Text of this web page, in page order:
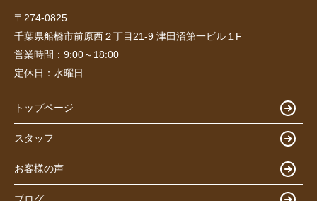
〒274-0825
千葉県船橋市前原西２丁目21-9 津田沼第一ビル１F
営業時間： 9:00～18:00
定休日： 水曜日
トップページ
スタッフ
お客様の声